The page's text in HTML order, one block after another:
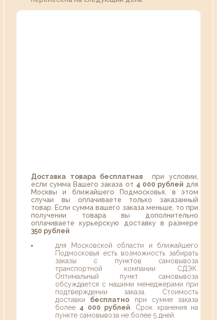
Доставка товара бесплатная при условии,
если сумма Вашего заказа от 4 000 рублей для
Москвы и ближайшего Подмосковья, в этом
случаи вы оплачиваете только заказанный
товар. Если сумма вашего заказа меньше, то при
получении товара вы дополнительно
оплачиваете курьерскую доставку в размере
350 рублей
для Московской области и ближайшего
Подмосковья есть возможность забирать
заказы с пунктов самовывоза
транспортной компании СДЭК.
Оптимальный пункт самовывоза
обсуждается с нашими менеджерами при
подтверждении заказа. Стоимость
доставки бесплатно при сумме заказа
более 4 000 рублей . Срок хранения на
пункте самовывоза не более 5 дней.